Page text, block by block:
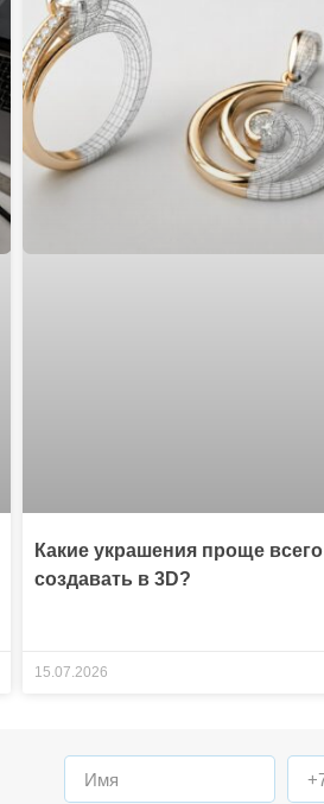
Какие украшения проще всего
создавать в 3D?
15.07.2026